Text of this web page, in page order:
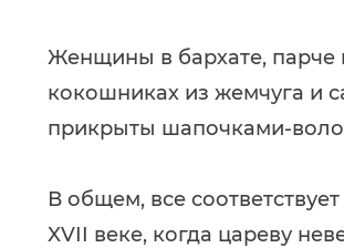
Женщины в бархате, парче
кокошниках из жемчуга и
прикрыты шапочками-
В общем, все
XVII веке, когда цареву